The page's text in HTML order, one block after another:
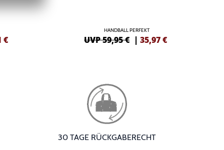
€
HANDBALL PERFEKT
UVP 59,95 € |35,97€
30 TAGE RÜCKGABERECHT